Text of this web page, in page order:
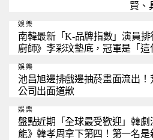
賢、
娛樂
南韓最新「K-品牌指數」演員排
廚師》李彩玟墊底，冠軍是「這
娛樂
池昌旭邊排戲邊抽菸畫面流出
公司出面道歉
娛樂
盤點近期「全球最受歡迎」韓劇
能》韓孝周拿下第四！第一名